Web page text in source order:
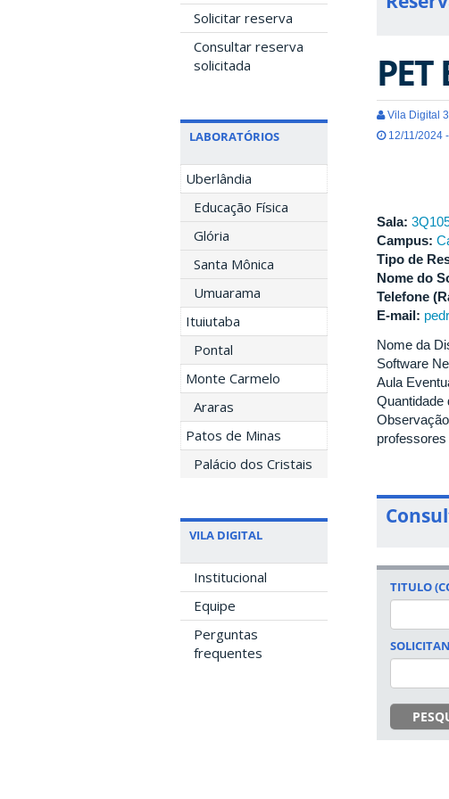
Solicitar reserva
Consultar reserva
solicitada
LABORATÓRIOS
Uberlândia
Educação Física
Glória
Santa Mônica
Umuarama
Ituiutaba
Pontal
Monte Carmelo
Araras
Patos de Minas
Palácio dos Cristais
VILA DIGITAL
Institucional
Equipe
Perguntas
frequentes
Vila Digital
12/11/2024
Sala:
Campus:
Tipo de
Nome do
Telefone
E-mail:
Nome da
Software
Aula
Quantidade
TITULO